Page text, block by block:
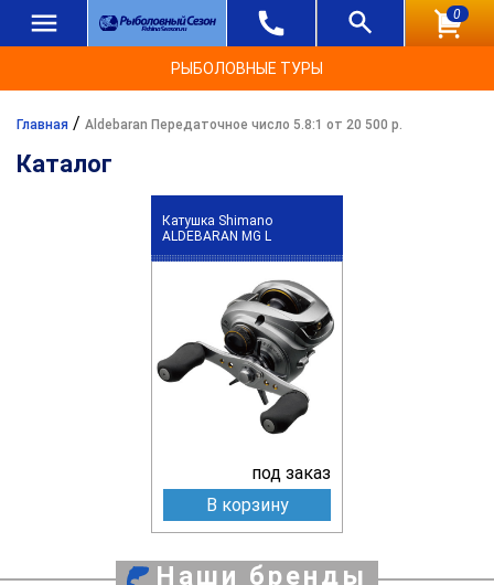
0
РЫБОЛОВНЫЕ ТУРЫ
Главная / Aldebaran Передаточное число 5.8:1 от 20 500 р.
Каталог
Катушка Shimano
ALDEBARAN MG L
под заказ
В корзину
Наши бренды